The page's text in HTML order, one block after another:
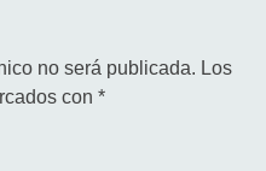
no será publicada. Los
con *